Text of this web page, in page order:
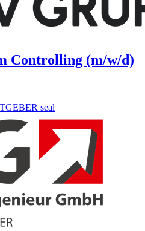
Controlling (m/w/d)
seal